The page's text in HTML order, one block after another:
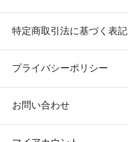
特定商取引法に基づく表記
プライバシーポリシー
お問い合わせ